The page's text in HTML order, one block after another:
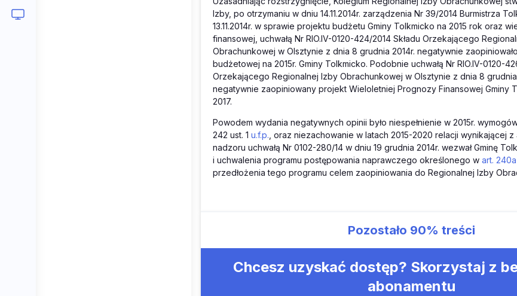
Izby, po otrzymaniu w dniu 14.11.2014r. zarządzenia Nr 39/2014 Burmistrza
13.11.2014r. w sprawie projektu budżetu Gminy Tolkmicko na 2015 rok oraz
finansowej, uchwałą Nr RIO.IV-0120-424/2014 Składu Orzekającego
Obrachunkowej w Olsztynie z dnia 8 grudnia 2014r. negatywnie
budżetowej na 2015r. Gminy Tolkmicko. Podobnie uchwałą Nr RIO.IV-0120-
Orzekającego Regionalnej Izby Obrachunkowej w Olsztynie z dnia 8 grudnia
negatywnie zaopiniowany projekt Wieloletniej Prognozy Finansowej Gminy
2017.
Powodem wydania negatywnych opinii było niespełnienie w 2015r.
242 ust. 1 u.f.p. , oraz niezachowanie w latach 2015-2020 relacji wynikającej z
nadzoru uchwałą Nr 0102-280/14 w dniu 19 grudnia 2014r. wezwał Gminę
i uchwalenia programu postępowania naprawczego określonego w art. 240a
przedłożenia tego programu celem zaopiniowania do Regionalnej Izby
Pozostało 90% treści
Chcesz uzyskać dostęp? Skorzystaj z
abonamentu